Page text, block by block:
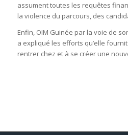
assument toutes les requêtes
la violence du parcours, des
Enfin, OIM Guinée par la voie de
a expliqué les efforts qu’elle
rentrer chez et à se créer une